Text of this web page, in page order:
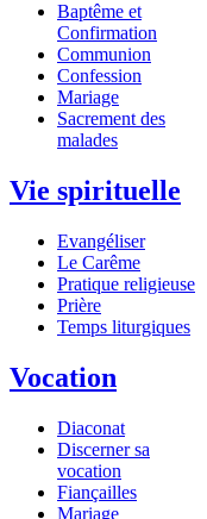
Baptême et
Confirmation
Communion
Confession
Mariage
Sacrement des
malades
Vie spirituelle
Evangéliser
Le Carême
Pratique religieuse
Prière
Temps liturgiques
Vocation
Diaconat
Discerner sa
vocation
Fiançailles
Mariage